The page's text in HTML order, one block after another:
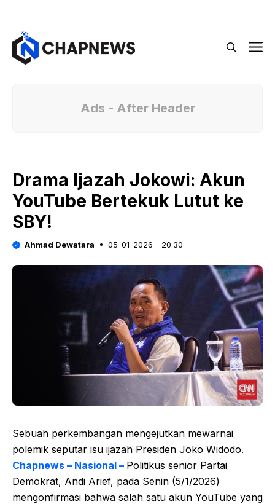
Ads - After Header
Drama Ijazah Jokowi: Akun
YouTube Bertekuk Lutut ke
SBY!
Ahmad Dewatara 05-01-2026 - 20.30
Sebuah perkembangan mengejutkan mewarnai
polemik seputar isu ijazah Presiden Joko Widodo.
Chapnews – Nasional – Politikus senior Partai
Demokrat, Andi Arief, pada Senin (5/1/2026)
mengonfirmasi bahwa salah satu akun YouTube yang